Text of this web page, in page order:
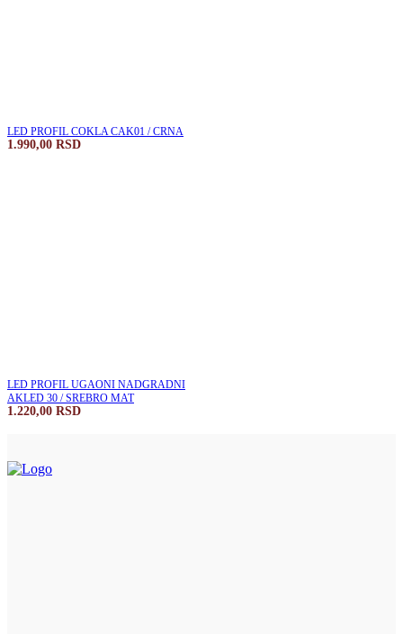
LED PROFIL COKLA CAK01 / CRNA
1.990,00 RSD
LED PROFIL UGAONI NADGRADNI
AKLED 30 / SREBRO MAT
1.220,00 RSD